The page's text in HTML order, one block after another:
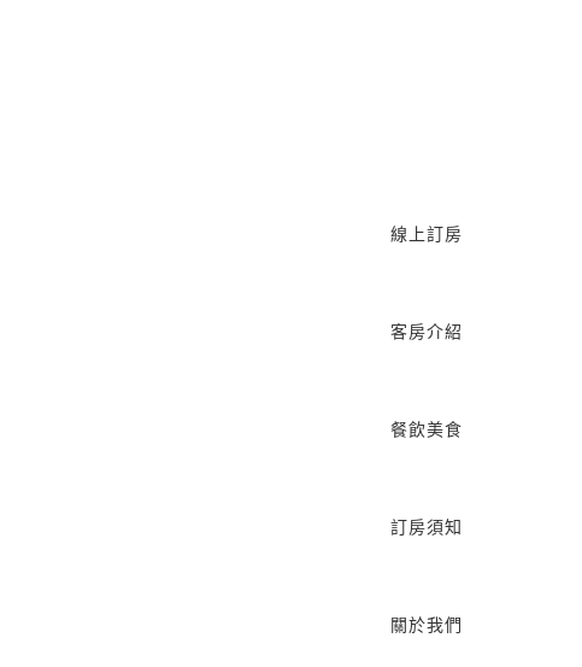
線上訂房
客房介紹
餐飲美食
訂房須知
關於我們